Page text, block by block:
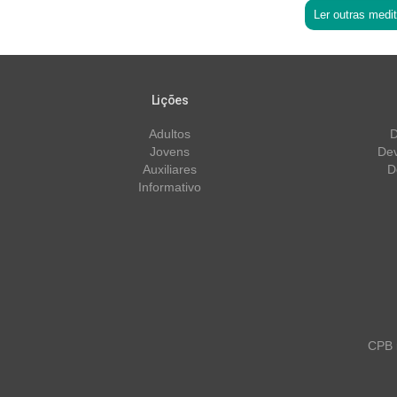
Ler outras
Lições
Adultos
Jovens
Auxiliares
Informativo
CPB